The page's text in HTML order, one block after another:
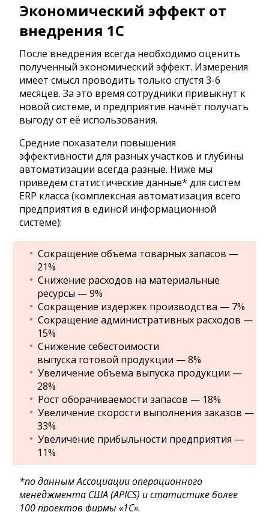
Экономический эффект от
внедрения 1С
После внедрения всегда необходимо оценить
полученный экономический эффект. Измерения
имеет смысл проводить только спустя 3-6
месяцев. За это время сотрудники привыкнут к
новой системе, и предприятие начнёт получать
выгоду от её использования.
Средние показатели повышения
эффективности для разных участков и глубины
автоматизации всегда разные. Ниже мы
приведем статистические данные* для систем
ERP класса (комплексная автоматизация всего
предприятия в единой информационной
системе):
Сокращение объема товарных запасов —
21%
Снижение расходов на материальные
ресурсы — 9%
Сокращение издержек производства — 7%
Сокращение административных расходов —
15%
Снижение себестоимости
выпуска готовой продукции — 8%
Увеличение объема выпуска продукции —
28%
Рост оборачиваемости запасов — 18%
Увеличение скорости выполнения заказов —
33%
Увеличение прибыльности предприятия —
11%
*по данным Ассоциации операционного
менеджмента США (APICS) и статистике более
100 проектов фирмы «1С».